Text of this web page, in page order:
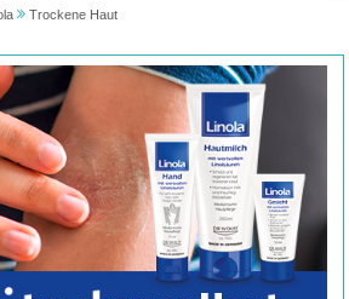
Trockene Haut